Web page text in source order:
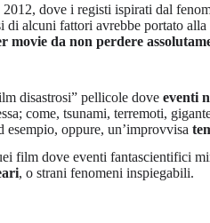
dove i registi ispirati dal
di alcuni fattori avrebbe portato
movie da non perdere
disastrosi” pellicole dove eventi
come, tsunami, terremoti,
oppure, un’improvvisa
film dove eventi fantascientifici
, o strani fenomeni inspiegabili.